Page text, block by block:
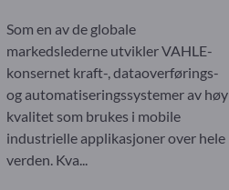
Som en av de globale
markedslederne utvikler VAHLE-
konsernet kraft-, dataoverførings-
og automatiseringssystemer av høy
kvalitet som brukes i mobile
industrielle applikasjoner over hele
verden. Kva...